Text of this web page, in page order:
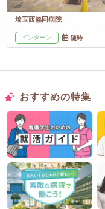
埼玉西協同病院
インターン 随時
おすすめの特集